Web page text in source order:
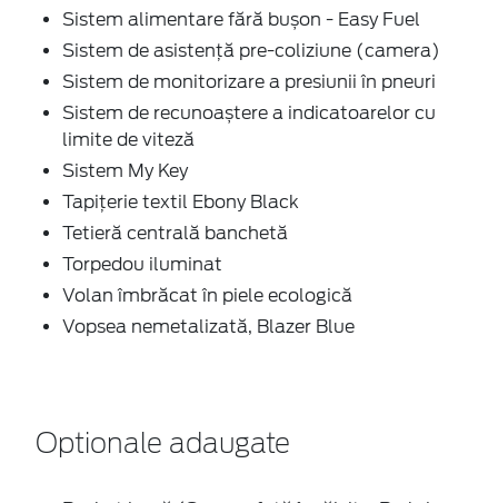
Sistem alimentare fără bușon - Easy Fuel
Sistem de asistenţă pre-coliziune (camera)
Sistem de monitorizare a presiunii în pneuri
Sistem de recunoaștere a indicatoarelor cu
limite de viteză
Sistem My Key
Tapițerie textil Ebony Black
Tetieră centrală banchetă
Torpedou iluminat
Volan îmbrăcat în piele ecologică
Vopsea nemetalizată, Blazer Blue
Optionale adaugate